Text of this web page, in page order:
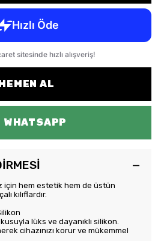
AL
WHATSAPP
için hem estetik hem de üstün
kılıflardır.
lüks ve dayanıklı silikon.
cihazınızı korur ve mükemmel